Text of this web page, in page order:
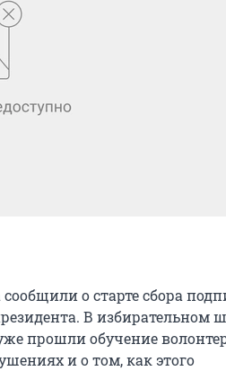
о старте сбора
В избирательном
прошли обучение
и о том, как этого